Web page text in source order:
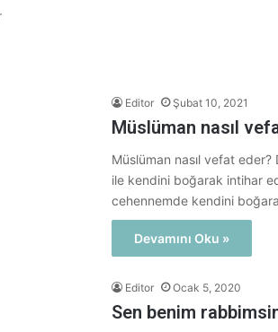
Editor Şubat 10, 2021
Müslüman nasıl
Müslüman nasıl vefat
ile kendini boğarak intihar
cehennemde kendini
Devamını Oku »
Editor Ocak 5, 2020
Sen benim